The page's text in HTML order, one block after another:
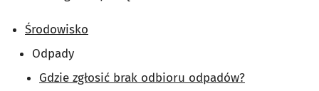
Środowisko
Odpady
Gdzie zgłosić brak odbioru odpadów?